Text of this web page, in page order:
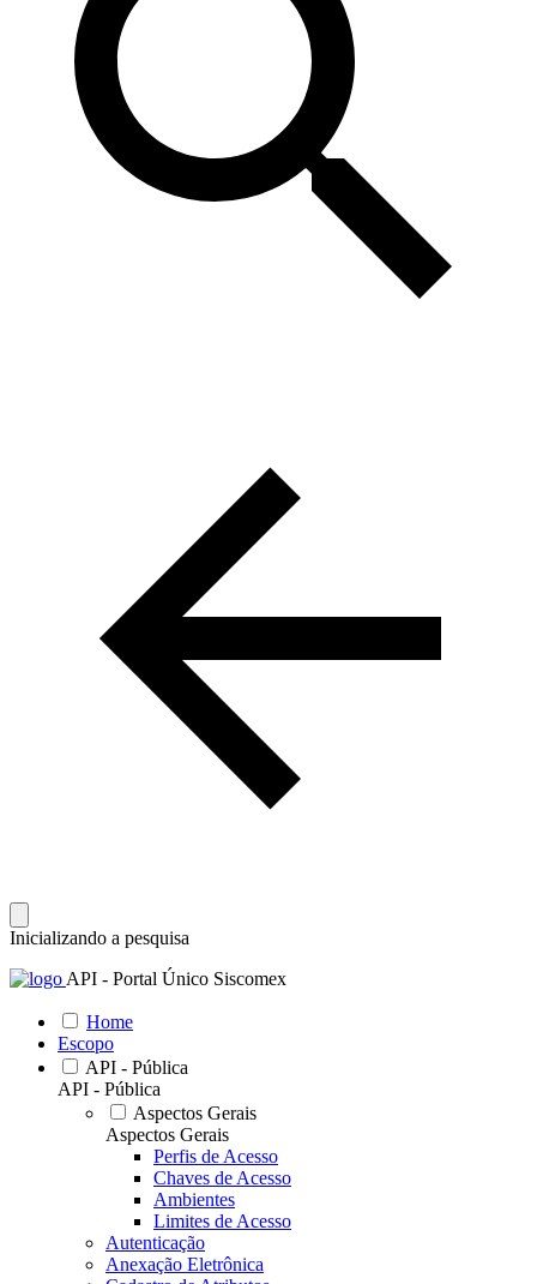
Inicializando a pesquisa
API - Portal Único Siscomex
Home
Escopo
API - Pública
API - Pública
Aspectos Gerais
Aspectos Gerais
Perfis de Acesso
Chaves de Acesso
Ambientes
Limites de Acesso
Autenticação
Anexação Eletrônica